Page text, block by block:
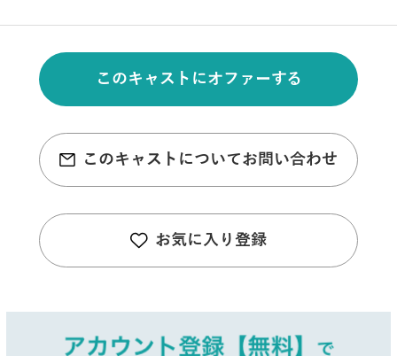
このキャストにオファーする
このキャストについてお問い合わせ
お気に入り登録